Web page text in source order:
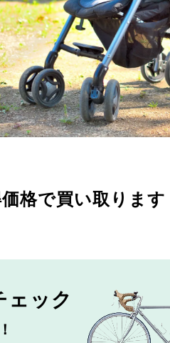
格で買い取ります
ェック